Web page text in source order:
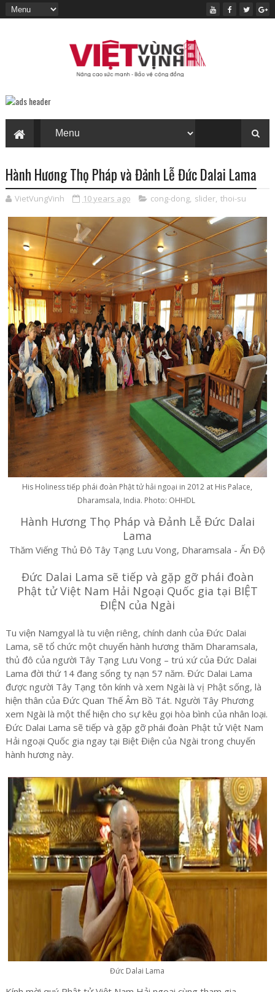
Hành Hương Thọ Pháp và Đảnh Lễ Đức Dalai Lama
VietVungVinh 10 years ago cong-dong, slider, thoi-su
His Holiness tiếp phái đoàn Phật tử hải ngoại in 2012 at His Palace,
Dharamsala, India. Photo: OHHDL
Hành Hương Thọ Pháp và Đảnh Lễ Đức Dalai
Lama
Thăm Viếng Thủ Đô Tây Tạng Lưu Vong, Dharamsala - Ấn Độ
Đức Dalai Lama sẽ tiếp và gặp gỡ phái đoàn
Phật tử Việt Nam Hải Ngoại Quốc gia tại BIỆT
ĐIỆN của Ngài
Tu viện Namgyal là tu viện riêng, chính danh của Đức Dalai
Lama, sẽ tổ chức một chuyến hành hương thăm Dharamsala,
thủ đô của người Tây Tạng Lưu Vong – trú xứ của Đức Dalai
Lama đời thứ 14 đang sống tỵ nạn 57 năm. Đức Dalai Lama
được người Tây Tạng tôn kính và xem Ngài là vị Phật sống, là
hiện thân của Đức Quan Thế Âm Bồ Tát. Người Tây Phương
xem Ngài là một thể hiện cho sự kêu gọi hòa bình của nhân loại.
Đức Dalai Lama sẽ tiếp và gặp gỡ phái đoàn Phật tử Việt Nam
Hải ngoại Quốc gia ngay tại Biệt Điện của Ngài trong chuyến
hành hương này.
Đức Dalai Lama